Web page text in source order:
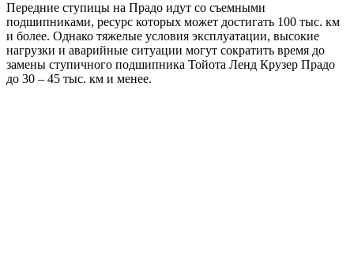
Передние ступицы на Прадо идут со съемными
подшипниками, ресурс которых может достигать 100 тыс. км
и более. Однако тяжелые условия эксплуатации, высокие
нагрузки и аварийные ситуации могут сократить время до
замены ступичного подшипника Тойота Ленд Крузер Прадо
до 30 – 45 тыс. км и менее.